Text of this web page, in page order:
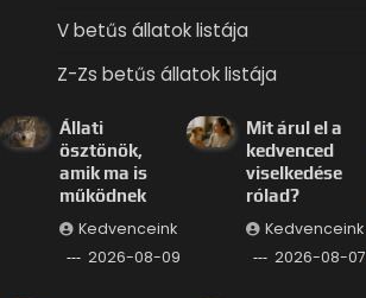
V betűs állatok listája
Z-Zs betűs állatok listája
Állati
ösztönök,
amik ma is
működnek
Kedvenceink
2026-08-09
Mit árul el a
kedvenced
viselkedése
rólad?
Kedvenceink
2026-08-07